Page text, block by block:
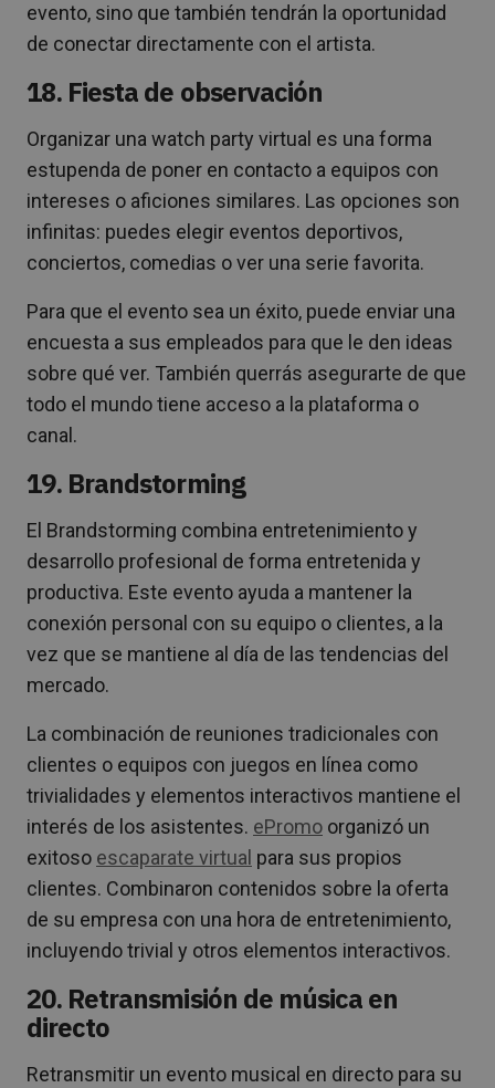
evento, sino que también tendrán la oportunidad
de conectar directamente con el artista.
18. Fiesta de observación
Organizar una watch party virtual es una forma
estupenda de poner en contacto a equipos con
intereses o aficiones similares. Las opciones son
infinitas: puedes elegir eventos deportivos,
conciertos, comedias o ver una serie favorita.
Para que el evento sea un éxito, puede enviar una
encuesta a sus empleados para que le den ideas
sobre qué ver. También querrás asegurarte de que
todo el mundo tiene acceso a la plataforma o
canal.
19. Brandstorming
El Brandstorming combina entretenimiento y
desarrollo profesional de forma entretenida y
productiva. Este evento ayuda a mantener la
conexión personal con su equipo o clientes, a la
vez que se mantiene al día de las tendencias del
mercado.
La combinación de reuniones tradicionales con
clientes o equipos con juegos en línea como
trivialidades y elementos interactivos mantiene el
interés de los asistentes. ePromo organizó un
exitoso escaparate virtual para sus propios
clientes. Combinaron contenidos sobre la oferta
de su empresa con una hora de entretenimiento,
incluyendo trivial y otros elementos interactivos.
20. Retransmisión de música en
directo
Retransmitir un evento musical en directo para su